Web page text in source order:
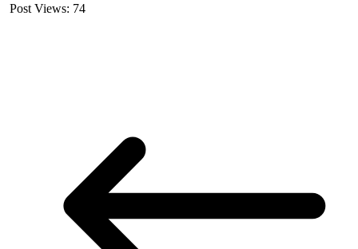
Post Views: 74